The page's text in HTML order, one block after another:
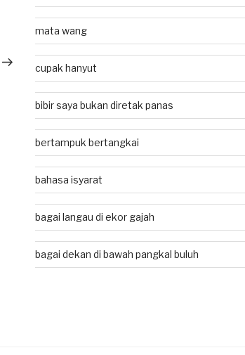
mata wang
cupak hanyut
bibir saya bukan diretak panas
bertampuk bertangkai
bahasa isyarat
bagai langau di ekor gajah
bagai dekan di bawah pangkal buluh